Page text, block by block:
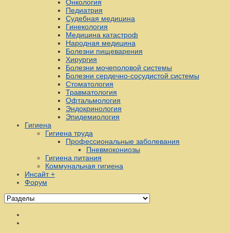
Онкология
Педиатрия
Судебная медицина
Гинекология
Медицина катастроф
Народная медицина
Болезни пищеварения
Хирургия
Болезни мочеполовой системы
Болезни сердечно-сосудистой системы
Стоматология
Травматология
Офтальмология
Эндокринология
Эпидемиология
Гигиена
Гигиена труда
Профессиональные заболевания
Пневмокониозы
Гигиена питания
Коммунальная гигиена
Инсайт +
Форум